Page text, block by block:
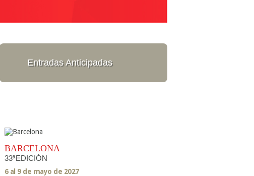
Entradas Anticipadas
BARCELONA
33ªEDICIÓN
6 al 9 de mayo de 2027